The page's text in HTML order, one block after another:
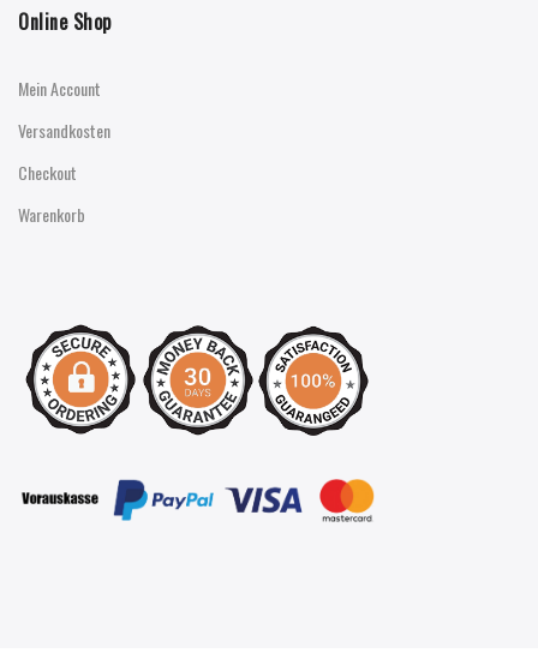
Online Shop
Mein Account
Versandkosten
Checkout
Warenkorb